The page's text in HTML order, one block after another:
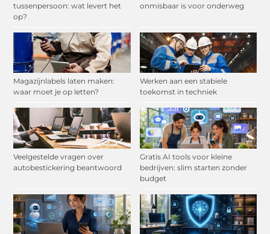
tussenpersoon: wat levert het
op?
onmisbaar is voor onderweg
Magazijnlabels laten maken:
waar moet je op letten?
Werken aan een stabiele
toekomst in techniek
Veelgestelde vragen over
autobestickering beantwoord
Gratis AI tools voor kleine
bedrijven: slim starten zonder
budget